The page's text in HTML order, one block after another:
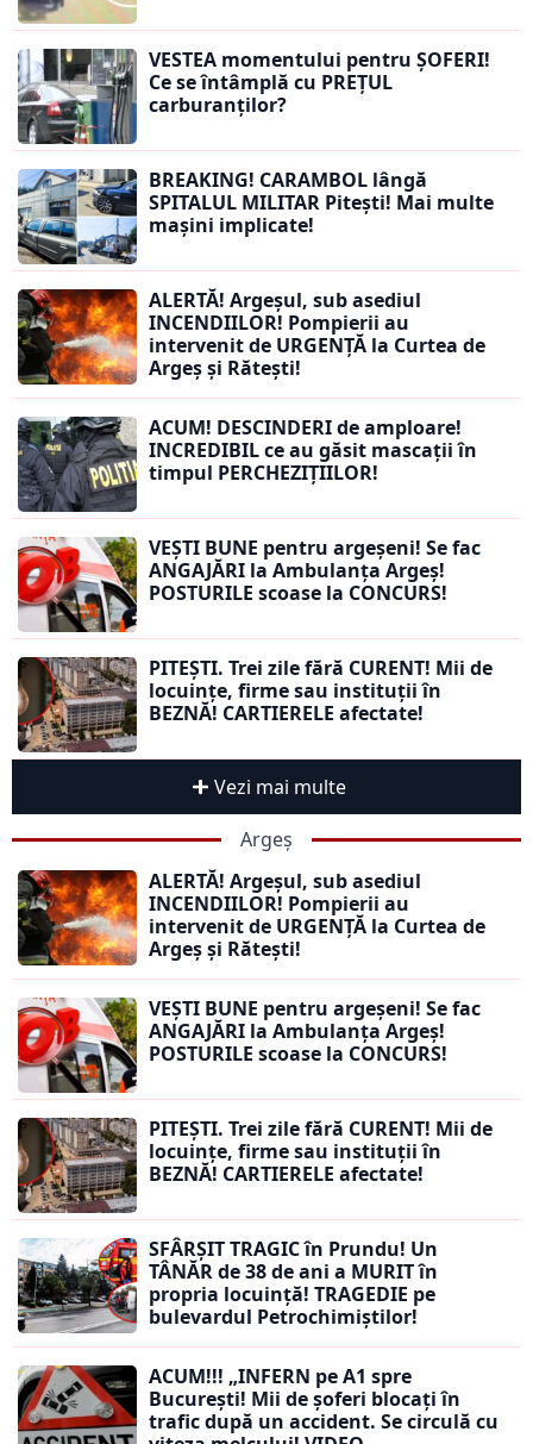
VESTEA momentului pentru ȘOFERI!
Ce se întâmplă cu PREȚUL
carburanților?
BREAKING! CARAMBOL lângă
SPITALUL MILITAR Pitești! Mai multe
mașini implicate!
ALERTĂ! Argeșul, sub asediul
INCENDIILOR! Pompierii au
intervenit de URGENȚĂ la Curtea de
Argeș și Rătești!
ACUM! DESCINDERI de amploare!
INCREDIBIL ce au găsit mascații în
timpul PERCHEZIȚIILOR!
VEȘTI BUNE pentru argeșeni! Se fac
ANGAJĂRI la Ambulanța Argeș!
POSTURILE scoase la CONCURS!
PITEȘTI. Trei zile fără CURENT! Mii de
locuințe, firme sau instituții în
BEZNĂ! CARTIERELE afectate!
Vezi mai multe
Argeș
ALERTĂ! Argeșul, sub asediul
INCENDIILOR! Pompierii au
intervenit de URGENȚĂ la Curtea de
Argeș și Rătești!
VEȘTI BUNE pentru argeșeni! Se fac
ANGAJĂRI la Ambulanța Argeș!
POSTURILE scoase la CONCURS!
PITEȘTI. Trei zile fără CURENT! Mii de
locuințe, firme sau instituții în
BEZNĂ! CARTIERELE afectate!
SFÂRȘIT TRAGIC în Prundu! Un
TÂNĂR de 38 de ani a MURIT în
propria locuință! TRAGEDIE pe
bulevardul Petrochimiștilor!
ACUM!!! „INFERN pe A1 spre
București! Mii de șoferi blocați în
trafic după un accident. Se circulă cu